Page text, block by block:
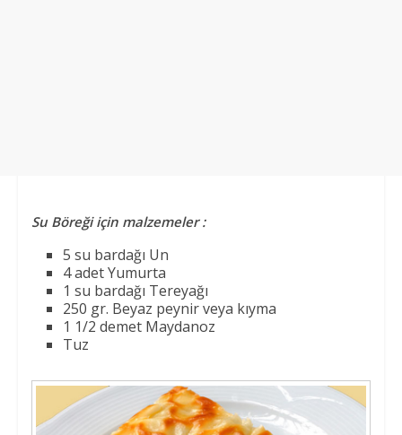
Su Böreği için malzemeler :
5 su bardağı Un
4 adet Yumurta
1 su bardağı Tereyağı
250 gr. Beyaz peynir veya kıyma
1 1/2 demet Maydanoz
Tuz